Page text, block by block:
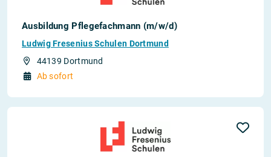
Ausbildung Pflegefachmann (m/w/d)
Ludwig Fresenius Schulen Dortmund
44139 Dortmund
Ab sofort